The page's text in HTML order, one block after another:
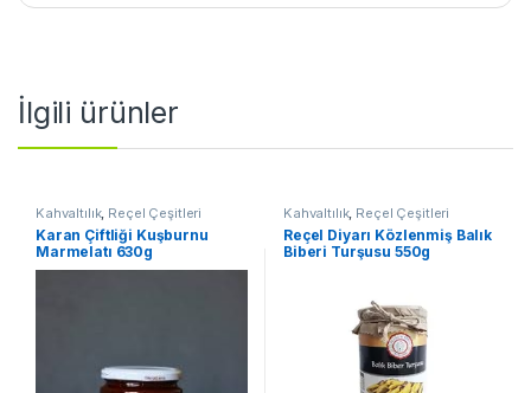
İlgili ürünler
Kahvaltılık, Reçel Çeşitleri
Karan Çiftliği Kuşburnu
Marmelatı 630g
Kahvaltılık, Reçel Çeşitleri
Reçel Diyarı Közlenmiş Balık
Biberi Turşusu 550g